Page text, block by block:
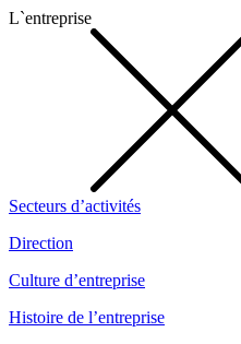
L`entreprise
Secteurs d’activités
Direction
Culture d’entreprise
Histoire de l’entreprise